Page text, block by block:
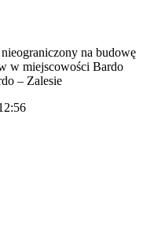
na budowę
w miejscowości Bardo
– Zalesie